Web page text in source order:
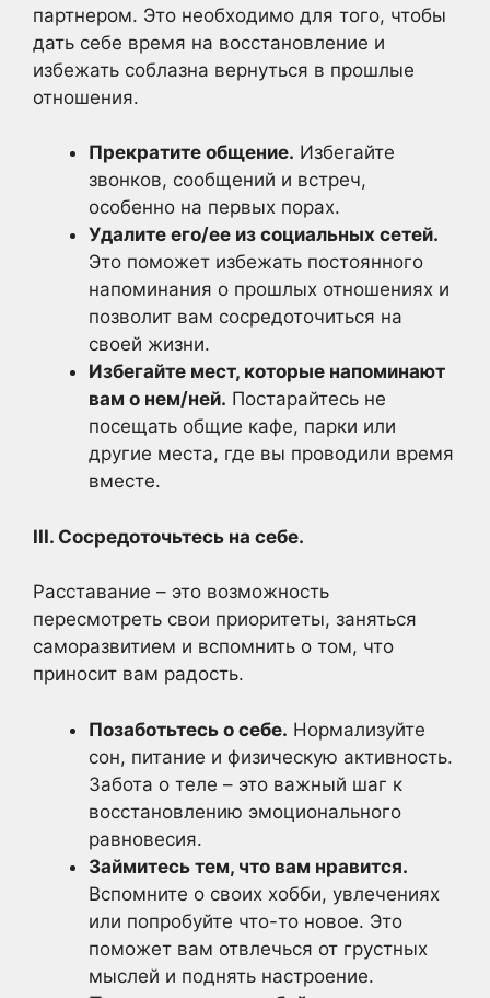
партнером. Это необходимо для того, чтобы
дать себе время на восстановление и
избежать соблазна вернуться в прошлые
отношения.
Прекратите общение. Избегайте
звонков, сообщений и встреч,
особенно на первых порах.
Удалите его/ее из социальных сетей.
Это поможет избежать постоянного
напоминания о прошлых отношениях и
позволит вам сосредоточиться на
своей жизни.
Избегайте мест, которые напоминают
вам о нем/ней. Постарайтесь не
посещать общие кафе, парки или
другие места, где вы проводили время
вместе.
III. Сосредоточьтесь на себе.
Расставание – это возможность
пересмотреть свои приоритеты, заняться
саморазвитием и вспомнить о том, что
приносит вам радость.
Позаботьтесь о себе. Нормализуйте
сон, питание и физическую активность.
Забота о теле – это важный шаг к
восстановлению эмоционального
равновесия.
Займитесь тем, что вам нравится.
Вспомните о своих хобби, увлечениях
или попробуйте что-то новое. Это
поможет вам отвлечься от грустных
мыслей и поднять настроение.